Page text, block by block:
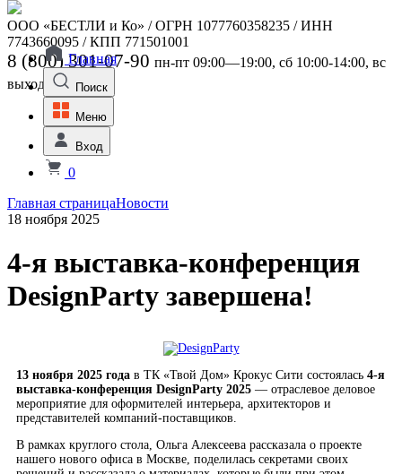
ООО «БЕСТЛИ и Ко» / ОГРН 1077760358235 / ИНН
7743660095 / КПП 771501001
8 (800) 301-07-90 пн-пт 09:00—19:00, сб 10:00-14:00, вс
выходной
Главная
Поиск
Меню
Вход
0
Главная страницаНовости
18 ноября 2025
4-я выставка-конференция
DesignParty завершена!
13 ноября 2025 года в ТК «Твой Дом» Крокус Сити состоялась 4-я
выставка-конференция DesignParty 2025 — отраслевое деловое
мероприятие для оформителей интерьера, архитекторов и
представителей компаний-поставщиков.
В рамках круглого стола, Ольга Алексеева рассказала о проекте
нашего нового офиса в Москве, поделилась секретами своих